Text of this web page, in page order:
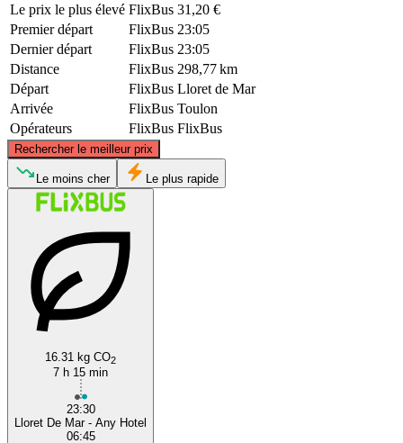
Le prix le plus élevé FlixBus 31,20 €
Premier départ
FlixBus 23:05
Dernier départ
FlixBus 23:05
Distance
FlixBus 298,77 km
Départ
FlixBus Lloret de Mar
Arrivée
FlixBus Toulon
Opérateurs
FlixBus FlixBus
Rechercher le meilleur prix
Lloret de Mar
©CARTO
Le moins cher Le plus rapide
16.31 kg CO2
7 h 15 min
23:30
Lloret De Mar - Any Hotel
06:45